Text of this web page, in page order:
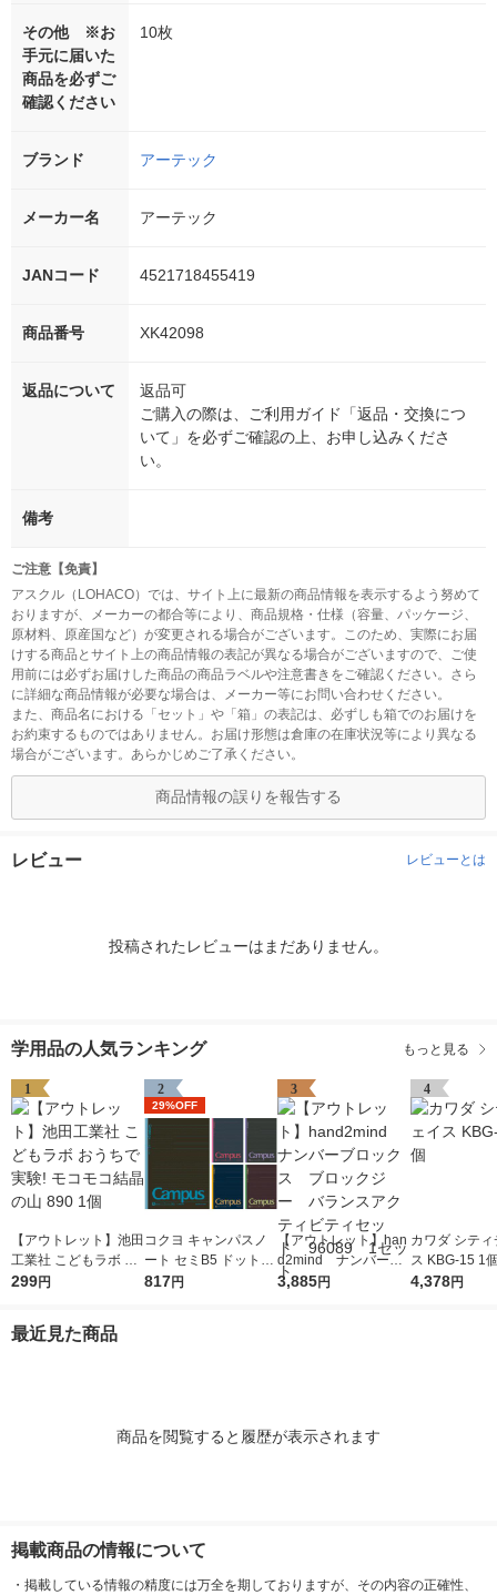
その他 ※お
手元に届いた
商品を必ずご
確認ください
10枚
ブランド アーテック
メーカー名 アーテック
JANコード 4521718455419
商品番号 XK42098
返品について
返品可
ご購入の際は、ご利用ガイド「返品・交換につ
いて」を必ずご確認の上、お申し込みくださ
い。
備考
ご注意【免責】
アスクル（LOHACO）では、サイト上に最新の商品情報を表示するよう努めて
おりますが、メーカーの都合等により、商品規格・仕様（容量、パッケージ、
原材料、原産国など）が変更される場合がございます。このため、実際にお届
けする商品とサイト上の商品情報の表記が異なる場合がございますので、ご使
用前には必ずお届けした商品の商品ラベルや注意書きをご確認ください。さら
に詳細な商品情報が必要な場合は、メーカー等にお問い合わせください。
また、商品名における「セット」や「箱」の表記は、必ずしも箱でのお届けを
お約束するものではありません。お届け形態は倉庫の在庫状況等により異なる
場合がございます。あらかじめご了承ください。
商品情報の誤りを報告する
レビュー レビューとは
投稿されたレビューはまだありません。
学用品の人気ランキング もっと見る
1
【アウトレット】池田
工業社 こどもラボ お
うちで実験! モコモコ
299円
2
29%OFF
コクヨ キャンパスノ
ート セミB5 ドット入
り罫線・カラー表紙 A
817円
3
【アウトレット】han
d2mind ナンバーブ
ロックス ブロックジ
3,885円
4
カワダ シテ
ス KBG-15 1
4,378円
最近見た商品
商品を閲覧すると履歴が表示されます
掲載商品の情報について
・ 掲載している情報の精度には万全を期しておりますが、その内容の正確性、